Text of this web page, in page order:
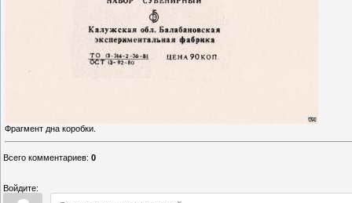
Фрагмент дна коробки.
Всего комментариев: 0
Войдите: